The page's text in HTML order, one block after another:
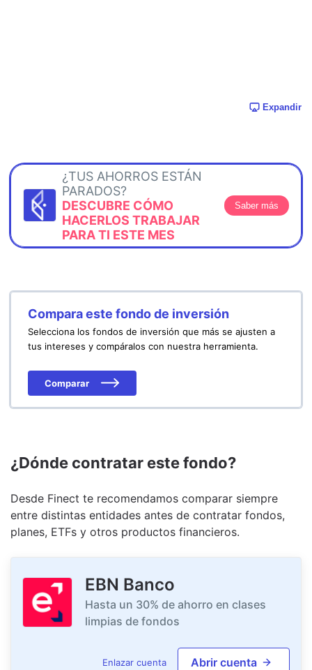
Expandir
¿TUS AHORROS ESTÁN
PARADOS?
DESCUBRE CÓMO
HACERLOS TRABAJAR
PARA TI ESTE MES
Saber más
Compara este fondo de inversión
Selecciona los fondos de inversión que más se ajusten a
tus intereses y compáralos con nuestra herramienta.
Comparar
¿Dónde contratar este fondo?
Desde Finect te recomendamos comparar siempre
entre distintas entidades antes de contratar fondos,
planes, ETFs y otros productos financieros.
EBN Banco
Hasta un 30% de ahorro en clases
limpias de fondos
Enlazar cuenta Abrir cuenta